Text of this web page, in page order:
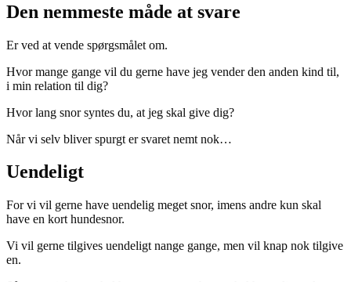
Den nemmeste måde at svare
Er ved at vende spørgsmålet om.
Hvor mange gange vil du gerne have jeg vender den anden kind til,
i min relation til dig?
Hvor lang snor syntes du, at jeg skal give dig?
Når vi selv bliver spurgt er svaret nemt nok…
Uendeligt
For vi vil gerne have uendelig meget snor, imens andre kun skal
have en kort hundesnor.
Vi vil gerne tilgives uendeligt nange gange, men vil knap nok tilgive
en.